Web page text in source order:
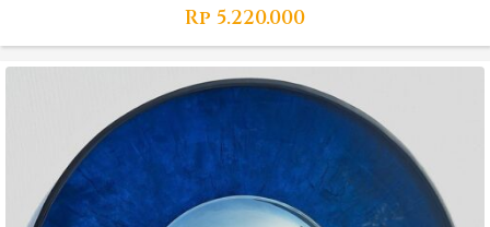
Rp 5.220.000